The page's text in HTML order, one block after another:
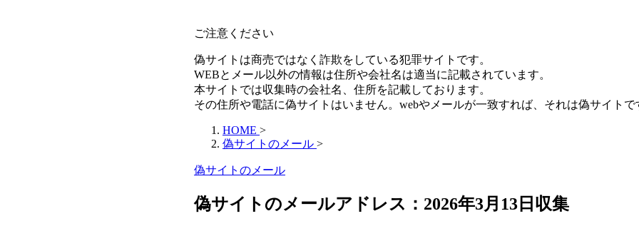
ご注意ください
偽サイトは商売ではなく詐欺をしている犯罪サイトです。
WEBとメール以外の情報は住所や会社名は適当に記載されています。
本サイトでは収集時の会社名、住所を記載しております。
その住所や電話に偽サイトはいません。webやメールが一致すれば、それは偽サイトで
HOME >
偽サイトのメール >
偽サイトのメール
偽サイトのメールアドレス：2026年3月13日収集